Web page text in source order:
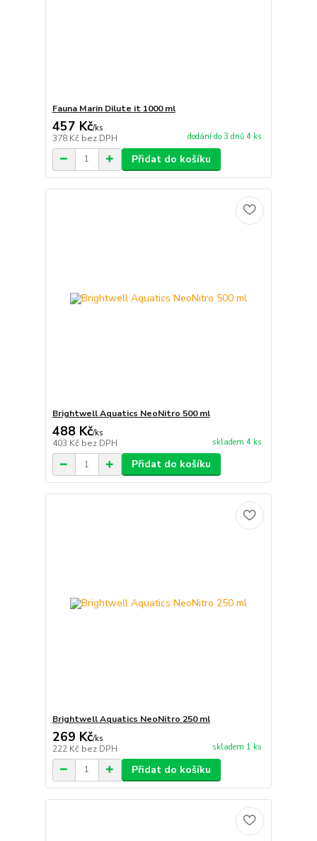
Fauna Marin Dilute it 1000 ml
457 Kč/ks
378 Kč bez DPH dodání do 3 dnů 4 ks
Přidat do košíku
Brightwell Aquatics NeoNitro 500 ml
488 Kč/ks
403 Kč bez DPH skladem 4 ks
Přidat do košíku
Brightwell Aquatics NeoNitro 250 ml
269 Kč/ks
222 Kč bez DPH skladem 1 ks
Přidat do košíku